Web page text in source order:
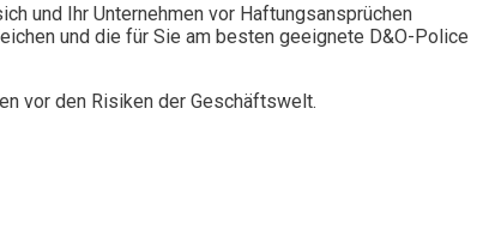
und Ihr Unternehmen vor Haftungsansprüchen
und die für Sie am besten geeignete D&O-Police
vor den Risiken der Geschäftswelt.